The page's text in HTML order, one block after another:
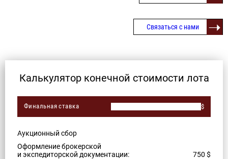
Связаться с нами
Калькулятор конечной стоимости лота
Финальная ставка $
Аукционный сбор
Оформление брокерской
и экспедиторской документации:
750 $